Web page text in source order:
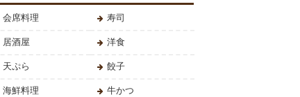
会席料理 寿司
居酒屋 洋食
天ぷら 餃子
海鮮料理 牛かつ